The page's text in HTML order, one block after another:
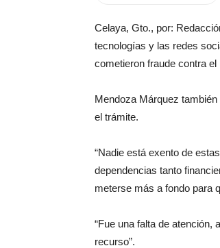
Celaya, Gto., por:
tecnologías y las redes
cometieron fraude contra el
Mendoza Márquez
el trámite.
“Nadie está exento de
dependencias tanto
meterse más a fondo para
“Fue una falta de atención,
recurso”.